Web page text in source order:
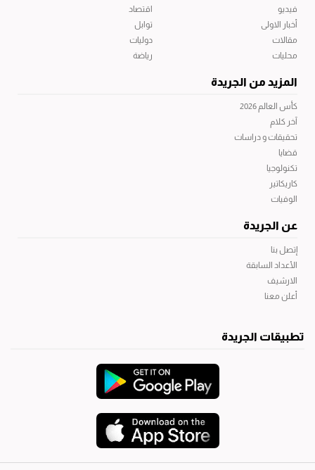
فيديو
أخبار الاولى
مقالات
محليات
اقتصاد
توابل
دوليات
رياضة
المزيد من الجريدة
كأس العالم 2026
آخر كلام
تحقيقات و دراسات
قضايا
تكنولوجيا
كاريكاتير
الوفيات
عن الجريدة
إتصل بنا
الأعداد السابقة
الارشيف
أعلن معنا
تطبيقات الجريدة